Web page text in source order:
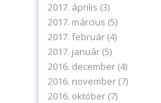
2017. április (3)
2017. március (5)
2017. február(4)
2017. január(5)
2016. december(4)
2016. november(7)
2016. október(7)